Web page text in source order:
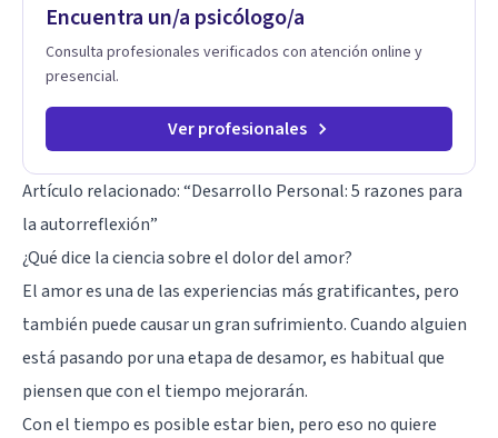
Encuentra un/a psicólogo/a
Consulta profesionales verificados con atención online y
presencial.
Ver profesionales
Artículo relacionado: “Desarrollo Personal: 5 razones para
la autorreflexión”
¿Qué dice la ciencia sobre el dolor del amor?
El amor es una de las experiencias más gratificantes, pero
también puede causar un gran sufrimiento. Cuando alguien
está pasando por una etapa de desamor, es habitual que
piensen que con el tiempo mejorarán.
Con el tiempo es posible estar bien, pero eso no quiere